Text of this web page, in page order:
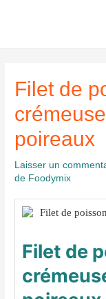
Filet de
poireaux
Laisser un
de Foodymix
Filet de